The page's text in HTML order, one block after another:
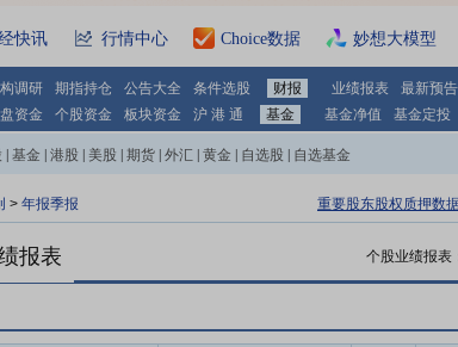
快讯 行情中心 Choice数据 妙想大模型
调研 期指持仓 公告大全 条件选股 财报 业绩报表 最新预告
资金 个股资金 板块资金 沪 港 通 基金 基金净值 基金定投
基金 港股 美股 期货 外汇 黄金 自选股 自选基金
> 年报季报 重要股东股权质押数
报表 个股业绩报表